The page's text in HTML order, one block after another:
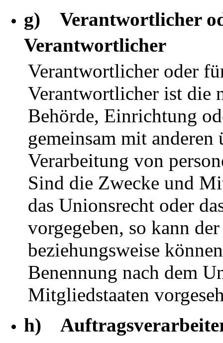
g) Verantwortlicher
Verantwortlicher
Verantwortlicher oder
Verantwortlicher ist die
Behörde, Einrichtung
gemeinsam mit
Verarbeitung von
Sind die Zwecke und
das Unionsrecht oder
vorgegeben, so kann
beziehungsweise
Benennung nach dem
Mitgliedstaaten
h)